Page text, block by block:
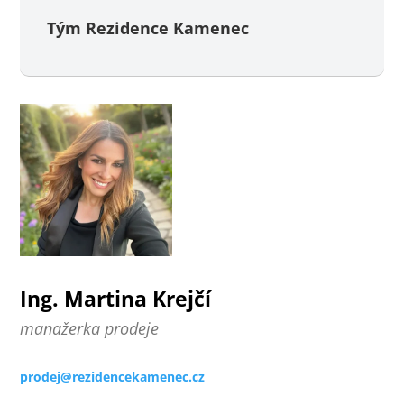
Tým Rezidence Kamenec
Ing. Martina Krejčí
manažerka prodeje
prodej@rezidencekamenec.cz